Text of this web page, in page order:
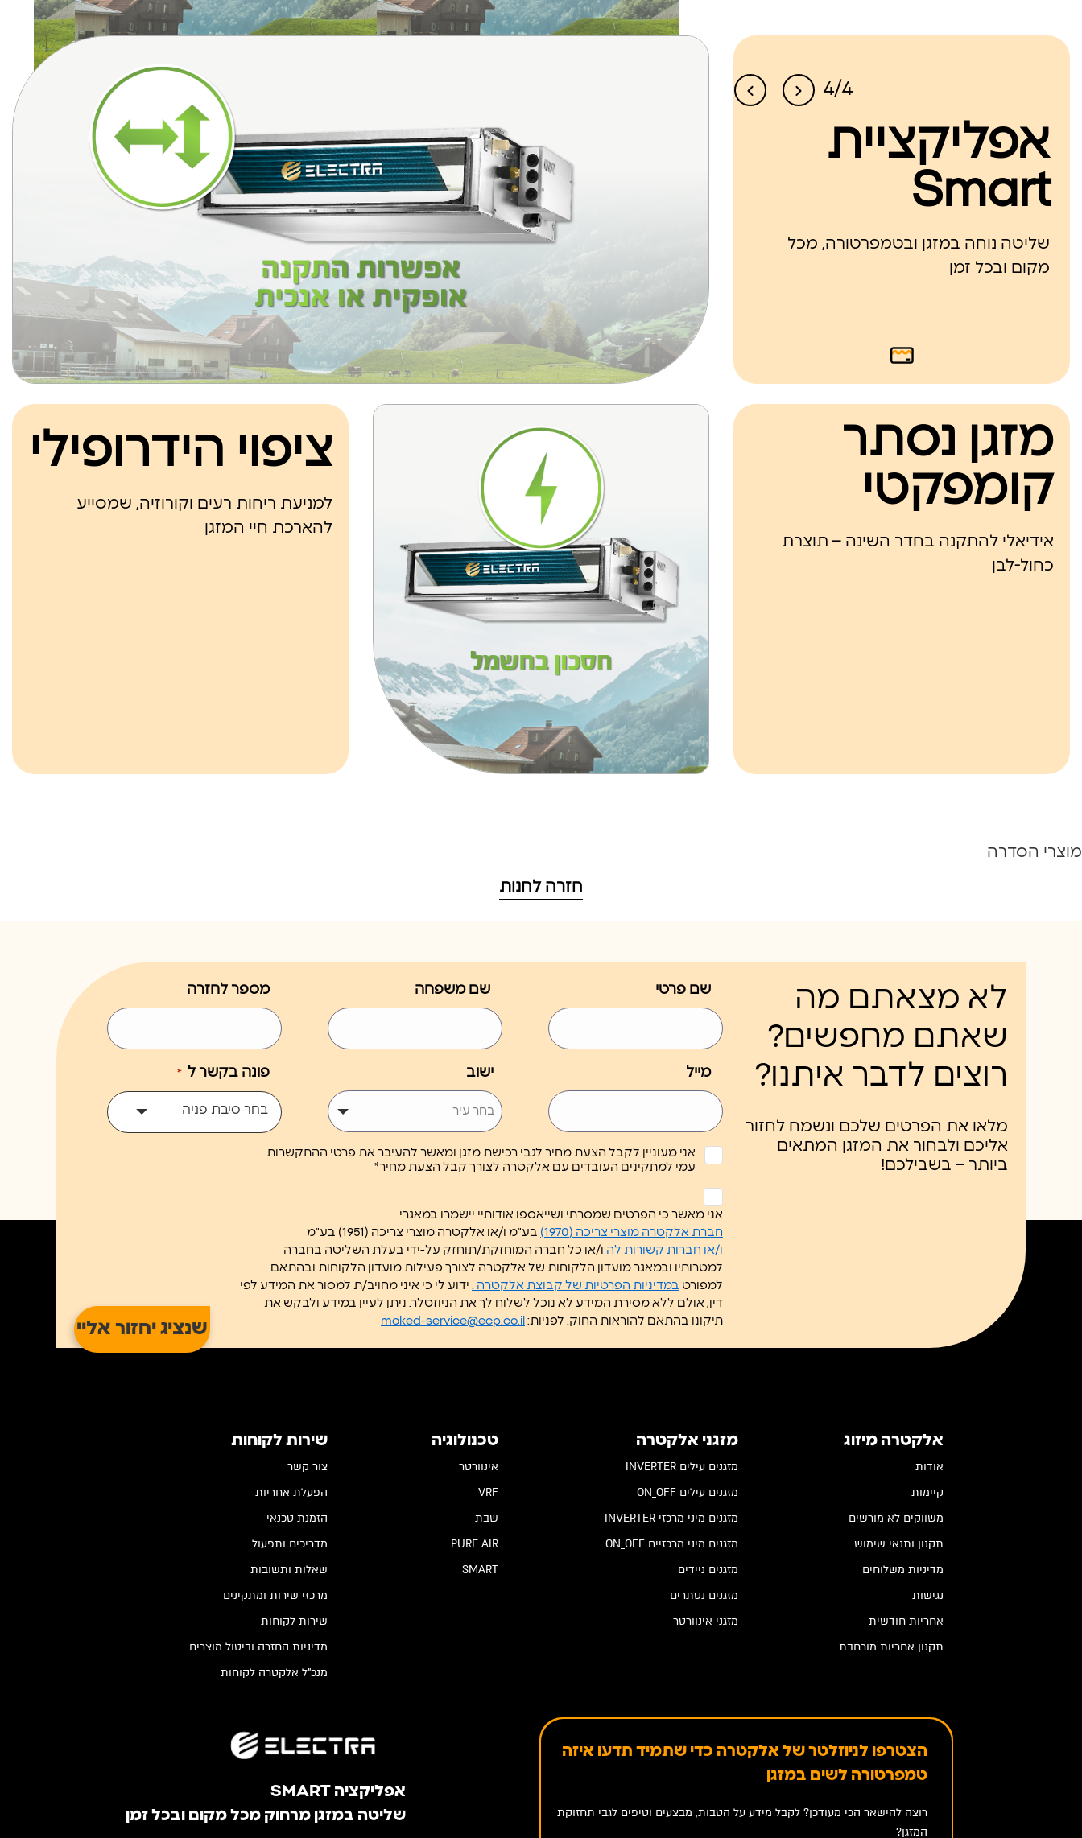
4/4
לרכישה לרכישה
אפליקציית
Smart
שליטה נוחה במזגן ובטמפרטורה, מכל
מקום ובכל זמן
מזגן נסתר
קומפקטי
אידיאלי להתקנה בחדר השינה – תוצרת
כחול-לבן
ציפוי הידרופילי
למניעת ריחות רעים וקורוזיה, שמסייע
להארכת חיי המזגן
מוצרי הסדרה
חזרה לחנות
לא מצאתם מה
שאתם מחפשים?
רוצים לדבר איתנו?
מלאו את הפרטים שלכם ונשמח לחזור
אליכם ולבחור את המזגן המתאים
ביותר – בשבילכם!
שם פרטי שם משפחה מספר לחזרה
מייל ישוב פונה בקשר ל *
בחר סיבת פניה
אני מעוניין לקבל הצעת מחיר לגבי רכישת מזגן ומאשר להעיבר את פרטי ההתקשרות
עמי למתקינים העובדים עם אלקטרה לצורך קבל הצעת מחיר*
ללא
כותרת
אני מאשר כי הפרטים שמסרתי ושייאספו אודותיי יישמרו במאגרי
חברת אלקטרה מוצרי צריכה (1970)
בע"מ ו/או אלקטרה מוצרי צריכה (1951) בע"מ
ו/או חברות קשורות לה ו/או כל חברה המוחזקת/תוחזק על-ידי בעלת השליטה בחברה
למטרותיו ובמאגר מועדון הלקוחות של אלקטרה לצורך פעילות מועדון הלקוחות ובהתאם
למפורט במדיניות הפרטיות של קבוצת אלקטרה . ידוע לי כי איני מחויב/ת למסור את המידע לפי
דין, אולם ללא מסירת המידע לא נוכל לשלוח לך את הניוזטלר. ניתן לעיין במידע ולבקש את
תיקונו בהתאם להוראות החוק. לפניות:
moked-service@ecp.co.il
אלקטרה מיזוג
אודות
קיימות
משווקים לא מורשים
תקנון ותנאי שימוש
מדיניות משלוחים
נגישות
אחריות חודשית
תקנון אחריות מורחבת
מזגני אלקטרה
מזגנים עילים INVERTER
מזגנים עילים ON_OFF
מזגנים מיני מרכזי INVERTER
מזגנים מיני מרכזיים ON_OFF
מזגנים ניידים
מזגנים נסתרים
מזגני אינוורטר
טכנולוגיה
אינוורטר
VRF
שבת
PURE AIR
SMART
שירות לקוחות
צור קשר
הפעלת אחריות
הזמנת טכנאי
מדריכים ותפעול
שאלות ותשובות
מרכזי שירות ומתקינים
שירות לקוחות
מדיניות החזרה וביטול מוצרים
מנכ"ל אלקטרה לקוחות
הצטרפו לניוזלטר של אלקטרה כדי שתמיד תדעו איזה
טמפרטורה לשים במזגן
רוצה להישאר הכי מעודכן? לקבל מידע על הטבות, מבצעים וטיפים לגבי תחזוקת
המזגן?
אפליקציה SMART
שליטה במזגן מרחוק מכל מקום ובכל זמן